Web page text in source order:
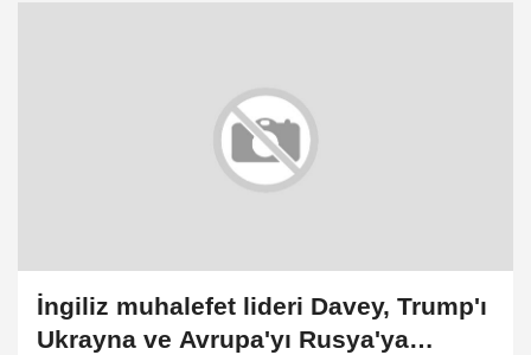
İngiliz muhalefet lideri Davey, Trump'ı
Ukrayna ve Avrupa'yı Rusya'ya